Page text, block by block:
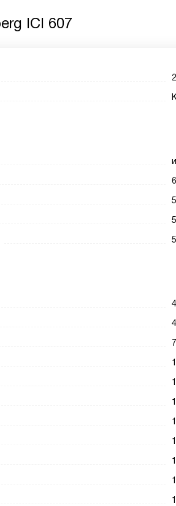
ICI 607
6
4
4